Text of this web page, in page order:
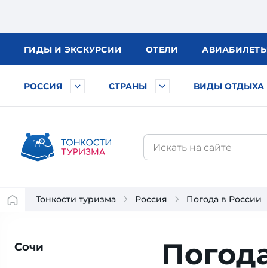
ГИДЫ И ЭКСКУРСИИ ОТЕЛИ АВИА
РОССИЯ СТРАНЫ ВИДЫ ОТДЫХА
Тонкости туризма Россия Погода в России
Сочи